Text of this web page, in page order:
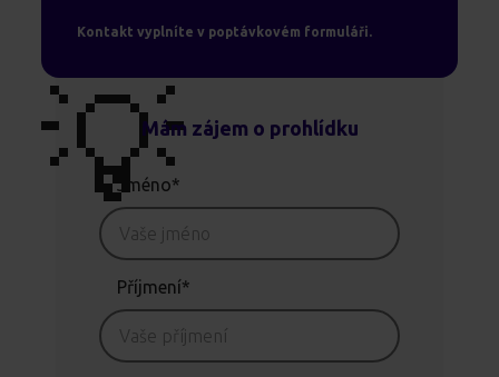
Kontakt vyplníte v poptávkovém formuláři.
💡Mám zájem o prohlídku
Jméno*
Příjmení*